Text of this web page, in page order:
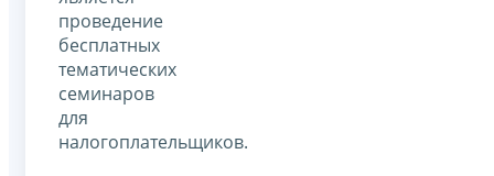
проведение
бесплатных
тематических
семинаров
для
налогоплательщиков.